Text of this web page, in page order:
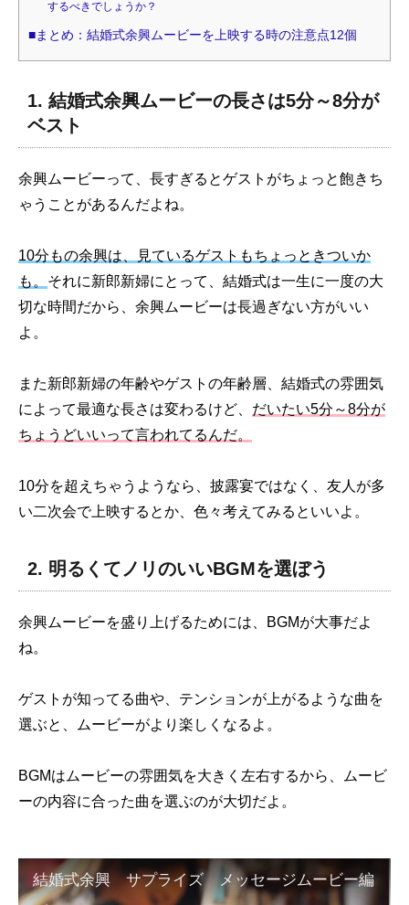
するべきでしょうか？
■まとめ：結婚式余興ムービーを上映する時の注意点12個
1. 結婚式余興ムービーの長さは5分～8分が
ベスト
余興ムービーって、長すぎるとゲストがちょっと飽きち
ゃうことがあるんだよね。
10分もの余興は、見ているゲストもちょっときついか
も。 それに新郎新婦にとって、結婚式は一生に一度の大
切な時間だから、余興ムービーは長過ぎない方がいい
よ。
また新郎新婦の年齢やゲストの年齢層、結婚式の雰囲気
によって最適な長さは変わるけど、 だいたい5分～8分が
ちょうどいいって言われてるんだ。
10分を超えちゃうようなら、披露宴ではなく、友人が多
い二次会で上映するとか、色々考えてみるといいよ。
2. 明るくてノリのいいBGMを選ぼう
余興ムービーを盛り上げるためには、BGMが大事だよ
ね。
ゲストが知ってる曲や、テンションが上がるような曲を
選ぶと、ムービーがより楽しくなるよ。
BGMはムービーの雰囲気を大きく左右するから、ムービ
ーの内容に合った曲を選ぶのが大切だよ。
結婚式余興 サプライズ メッセージムービー編